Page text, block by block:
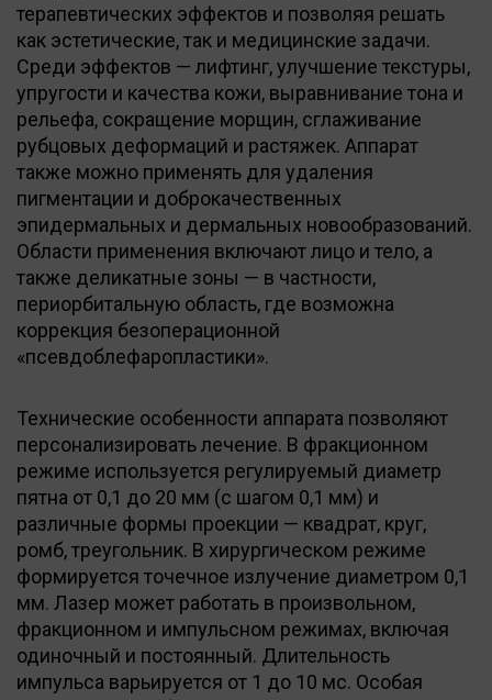
терапевтических эффектов и позволяя решать
как эстетические, так и медицинские задачи.
Среди эффектов — лифтинг, улучшение текстуры,
упругости и качества кожи, выравнивание тона и
рельефа, сокращение морщин, сглаживание
рубцовых деформаций и растяжек. Аппарат
также можно применять для удаления
пигментации и доброкачественных
эпидермальных и дермальных новообразований.
Области применения включают лицо и тело, а
также деликатные зоны — в частности,
периорбитальную область, где возможна
коррекция безоперационной
«псевдоблефаропластики».
Технические особенности аппарата позволяют
персонализировать лечение. В фракционном
режиме используется регулируемый диаметр
пятна от 0,1 до 20 мм (с шагом 0,1 мм) и
различные формы проекции — квадрат, круг,
ромб, треугольник. В хирургическом режиме
формируется точечное излучение диаметром 0,1
мм. Лазер может работать в произвольном,
фракционном и импульсном режимах, включая
одиночный и постоянный. Длительность
импульса варьируется от 1 до 10 мс. Особая